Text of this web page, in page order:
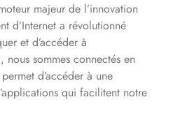
majeur de l’innovation
d’Internet a révolutionné
et d’accéder à
nous sommes connectés en
d’accéder à une
qui facilitent notre